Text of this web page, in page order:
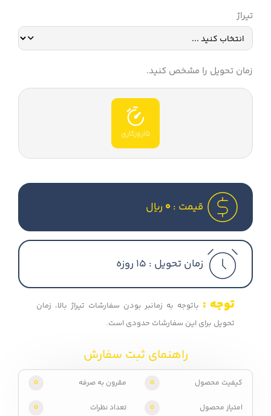
تیراژ
زمان تحویل را مشخص کنید.
15روزکاری
قیمت : 0 ریال
زمان تحویل : 15 روزه
توجه : باتوجه به زمانبر بودن سفارشات تیراژ بالا، زمان
تحویل برای این سفارشات حدودی است.
راهنمای ثبت سفارش
کیفیت محصول 0 مقرون به صرفه 0
امتیاز محصول 0 تعداد نظرات 0